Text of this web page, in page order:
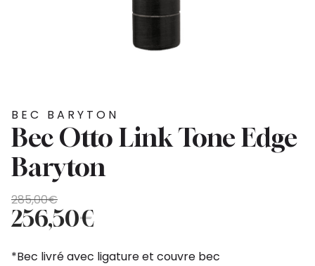
BEC BARYTON
Bec Otto Link Tone Edge
Baryton
285,00€
Le
prix
initial
était :
256,50€
Le
prix
actuel
est :
*Bec livré avec ligature et couvre bec